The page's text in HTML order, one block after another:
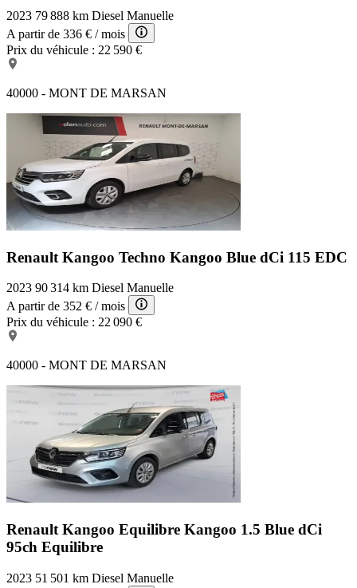
2023 79 888 km Diesel Manuelle
A partir de 336 € / mois
Prix du véhicule : 22 590 €
40000 - MONT DE MARSAN
Renault Kangoo Techno Kangoo Blue dCi 115 EDC
2023 90 314 km Diesel Manuelle
A partir de 352 € / mois
Prix du véhicule : 22 090 €
40000 - MONT DE MARSAN
Renault Kangoo Equilibre Kangoo 1.5 Blue dCi
95ch Equilibre
2023 51 501 km Diesel Manuelle